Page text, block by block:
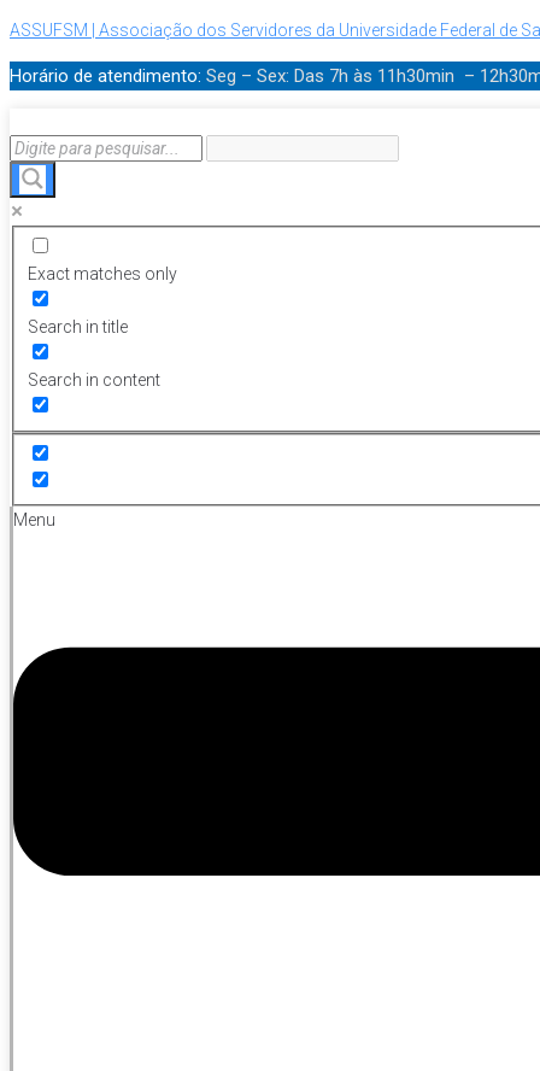
ASSUFSM | Associação dos Servidores da Universidade Federal de
Horário de atendimento: Seg – Sex: Das 7h às 11h30min –
Exact matches only
Search in title
Search in content
Menu